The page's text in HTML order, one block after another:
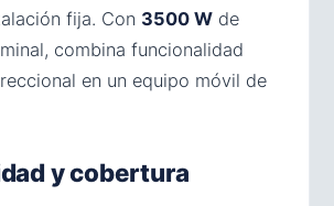
fija. Con 3500 W de
combina funcionalidad
en un equipo móvil de
y cobertura